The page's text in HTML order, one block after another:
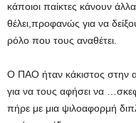
κάποιοι παίκτες κάνουν
θέλει,προφανώς για να
ρόλο που τους αναθέτει.
Ο ΠΑΟ ήταν κάκιστος στην
για να τους αφήσει να
πήρε με μια ψιλοαφορμή